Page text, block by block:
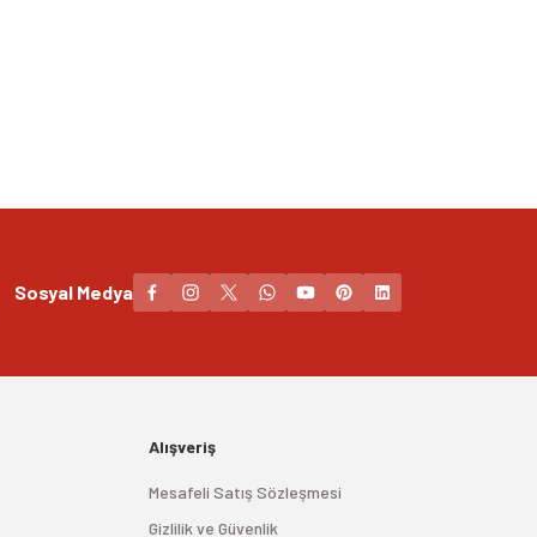
Sosyal Medya
Alışveriş
Mesafeli Satış Sözleşmesi
Gizlilik ve Güvenlik